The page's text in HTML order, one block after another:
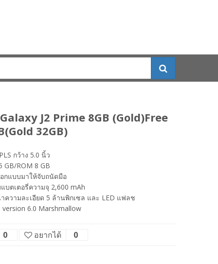
J2 Prime 8GB (Gold)Free
32GB)
กว้าง 5.0 นิ้ว
GB/ROM 8 GB
กแบบมาให้จับถนัดมือ
บตเตอรี่ความจุ 2,600 mAh
ความละเอียด 5 ล้านพิกเซล และ LED แฟลช
version 6.0 Marshmallow
0 อยากได้ 0